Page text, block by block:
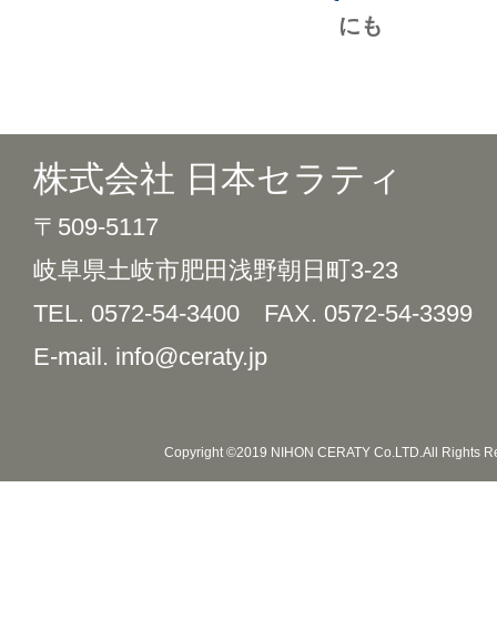
にも
株式会社 日本セラティ
〒509-5117
岐阜県土岐市肥田浅野朝日町3-23
TEL. 0572-54-3400 FAX. 0572-54-3399
E-mail. info@ceraty.jp
Copyright ©2019 NIHON CERATY Co.LTD.All Rights